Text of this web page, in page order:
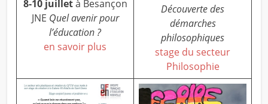
8-10 juilletà Besançon
JNE Quel avenir pour
l’éducation ?
en savoir plus
Découverte des
démarches
philosophiques
stage du secteur
Philosophie